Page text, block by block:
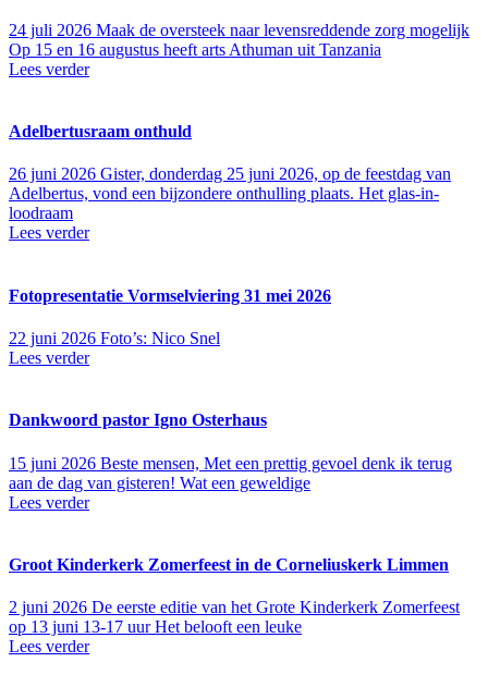
24 juli 2026 Maak de oversteek naar levensreddende zorg mogelijk
Op 15 en 16 augustus heeft arts Athuman uit Tanzania
Lees verder
Adelbertusraam onthuld
26 juni 2026 Gister, donderdag 25 juni 2026, op de feestdag van
Adelbertus, vond een bijzondere onthulling plaats. Het glas-in-
loodraam
Lees verder
Fotopresentatie Vormselviering 31 mei 2026
22 juni 2026 Foto’s: Nico Snel
Lees verder
Dankwoord pastor Igno Osterhaus
15 juni 2026 Beste mensen, Met een prettig gevoel denk ik terug
aan de dag van gisteren! Wat een geweldige
Lees verder
Groot Kinderkerk Zomerfeest in de Corneliuskerk Limmen
2 juni 2026 De eerste editie van het Grote Kinderkerk Zomerfeest
op 13 juni 13-17 uur Het belooft een leuke
Lees verder